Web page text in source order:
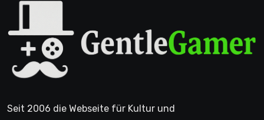
Seit 2006 die Webseite für Kultur und